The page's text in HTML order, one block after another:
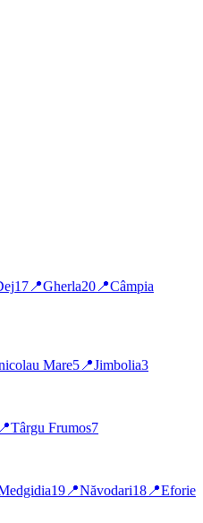
17 📍Gherla20 📍Câmpia
Mare5 📍Jimbolia3
📍Târgu Frumos7
19 📍Năvodari18 📍Eforie